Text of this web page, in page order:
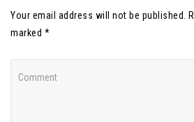
Your email address will not be published.
marked *